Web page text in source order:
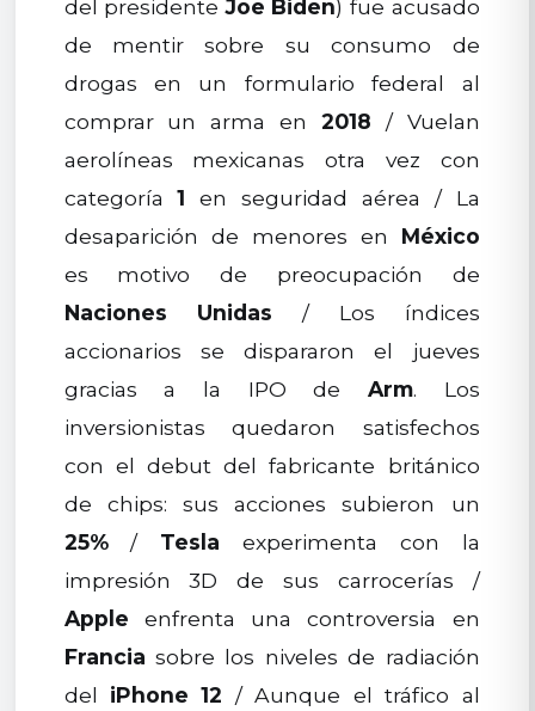
del presidenteJoe Biden) fue acusado
de mentir sobre su consumo de
drogas en un formulario federal al
comprar un arma en 2018 / Vuelan
aerolíneas mexicanas otra vez con
categoría1 en seguridad aérea / La
desaparición de menores en México
es motivo de preocupación de
Naciones Unidas / Los índices
accionarios se dispararon el jueves
gracias a la IPO de Arm. Los
inversionistas quedaron satisfechos
con el debut del fabricante británico
de chips: sus acciones subieron un
25%/ Tesla experimenta con la
impresión 3D de sus carrocerías /
Apple enfrenta una controversia en
Francia sobre los niveles de radiación
del iPhone 12 / Aunque el tráfico al